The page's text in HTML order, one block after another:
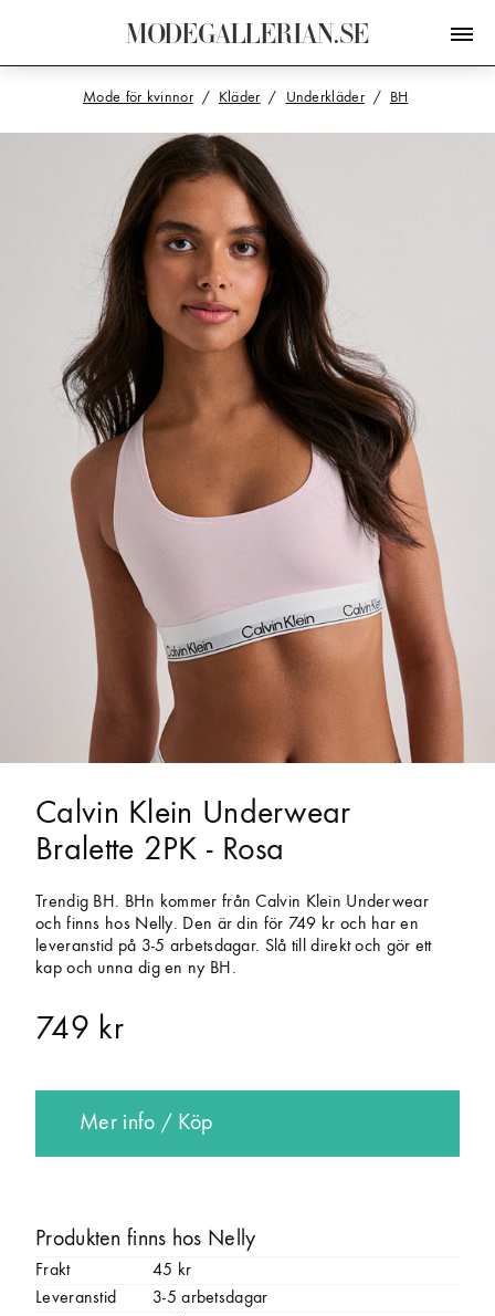
MODEGALLERIAN.SE
Mode för kvinnor Kläder Underkläder BH
Calvin Klein Underwear
Bralette 2PK - Rosa
Trendig BH. BHn kommer från Calvin Klein Underwear
och finns hos Nelly. Den är din för 749 kr och har en
leveranstid på 3-5 arbetsdagar. Slå till direkt och gör ett
kap och unna dig en ny BH.
749 kr
Mer info / Köp
Produkten finns hos Nelly
Frakt
45 kr
Leveranstid
3-5 arbetsdagar